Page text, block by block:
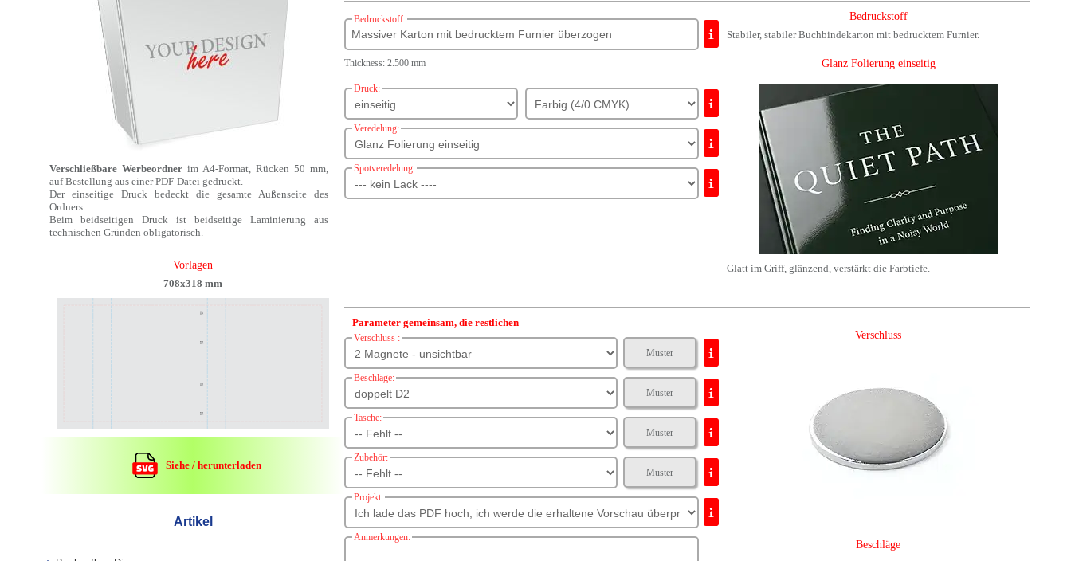
Verschließbare Werbeordner im A4-Format, Rücken 50 mm,
auf Bestellung aus einer PDF-Datei gedruckt.
Der einseitige Druck bedeckt die gesamte Außenseite des
Ordners.
Beim beidseitigen Druck ist beidseitige Laminierung aus
technischen Gründen obligatorisch.
Vorlagen
708x318 mm
Siehe / herunterladen
Artikel
Bedruckstoff:
Thickness: 2.500 mm
Druck:
Veredelung:
Spotveredelung:
Bedruckstoff
Stabiler, stabiler Buchbindekarton mit bedrucktem Furnier.
Glanz Folierung einseitig
Glatt im Griff, glänzend, verstärkt die Farbtiefe.
Parameter gemeinsam, die restlichen
Verschluss :
Muster
Beschläge:
Muster
Tasche:
Muster
Zubehör:
Muster
Projekt:
Anmerkungen:
Verschluss
Beschläge